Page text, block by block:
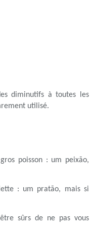
diminutifs à toutes les
utilisé.
poisson : um peixão,
: um pratão, mais si
sûrs de ne pas vous